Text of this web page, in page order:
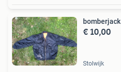
bomberjack
€ 10,00
Stolwijk